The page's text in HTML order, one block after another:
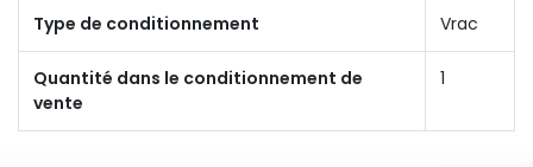
Type de conditionnement Vrac
Quantité dans le conditionnement de
vente
1